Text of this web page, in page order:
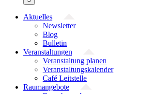
Aktuelles
Newsletter
Blog
Bulletin
Veranstaltungen
Veranstaltung planen
Veranstaltungskalender
Café Leitstelle
Raumangebote